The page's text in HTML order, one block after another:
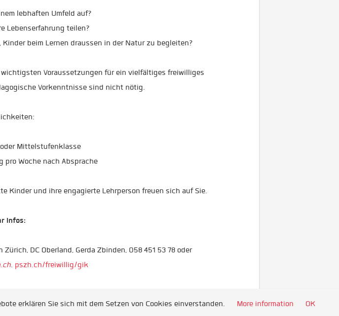
lebhaften Umfeld auf?
Lebenserfahrung teilen?
Kinder beim Lernen draussen in der Natur zu begleiten?
wichtigsten Voraussetzungen für ein vielfältiges freiwilliges
Vorkenntnisse sind nicht nötig.
Mittelstufenklasse
pro Woche nach Absprache
Kinder und ihre engagierte Lehrperson freuen sich auf Sie.
Infos:
DC Oberland, Gerda Zbinden, 058 451 53 78 oder
. pszh.ch/freiwillig/gik
erklären Sie sich mit dem Setzen von Cookies einverstanden. More information OK